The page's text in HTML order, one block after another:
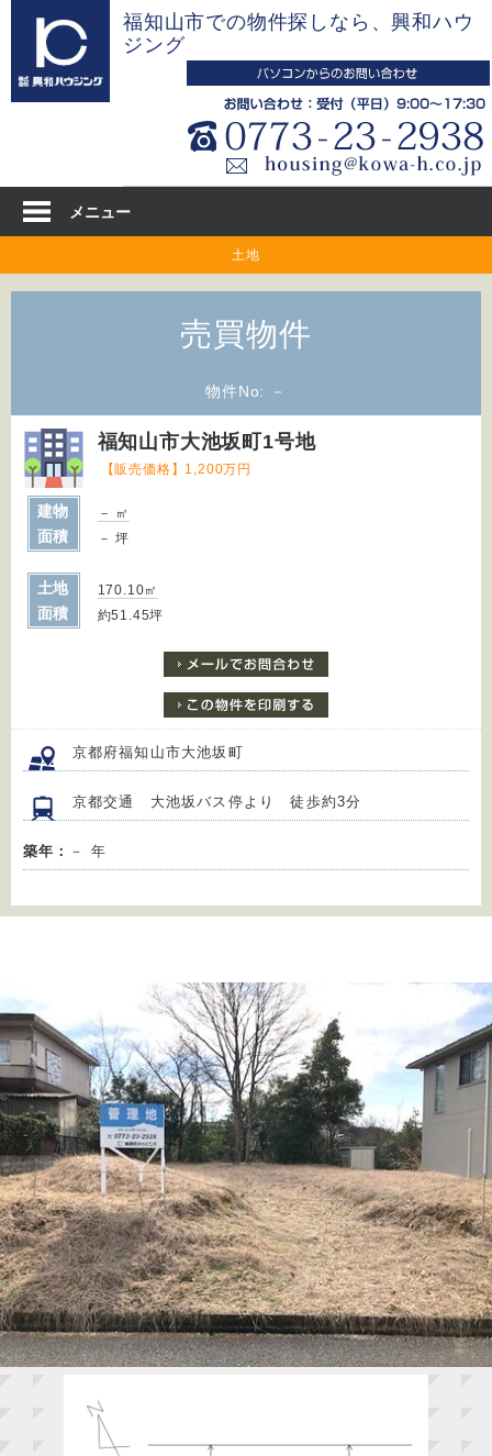
ッ
福知山市での物件探しなら、興和ハウ
ジング
メニュー
土地
売買物件
物件No: －
福知山市大池坂町1号地
【販売価格】1,200万円
建物 － ㎡
面積 － 坪
土地 170.10㎡
面積 約51.45坪
京都府福知山市大池坂町
京都交通 大池坂バス停より 徒歩約3分
築年： － 年